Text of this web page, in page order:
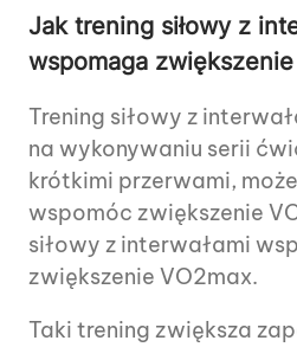
Jak trening siłowy z
wspomaga zwiększenie
Trening siłowy z
na wykonywaniu serii
krótkimi przerwami,
wspomóc zwiększenie
siłowy z interwałami
zwiększenie VO2max.
Taki trening zwiększa